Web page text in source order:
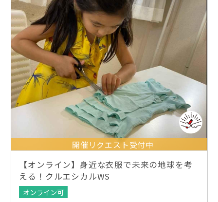
開催リクエスト受付中
【オンライン】身近な衣服で未来の地球を考
える！クルエシカルWS
オンライン可